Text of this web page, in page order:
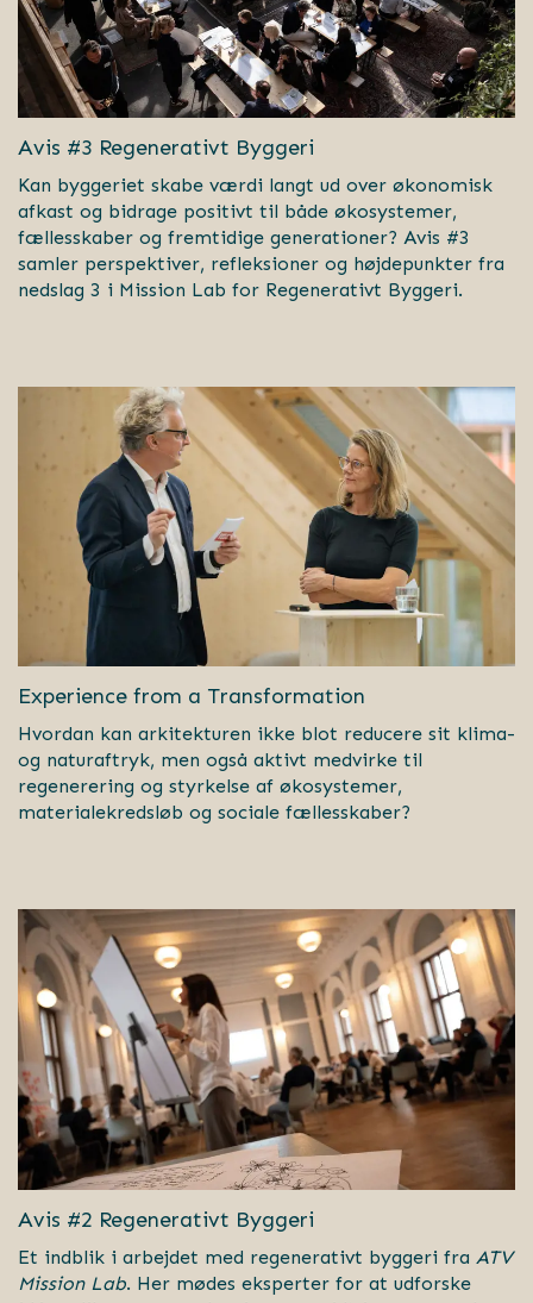
Avis #3 Regenerativt Byggeri
Kan byggeriet skabe værdi langt ud over økonomisk
afkast og bidrage positivt til både økosystemer,
fællesskaber og fremtidige generationer? Avis #3
samler perspektiver, refleksioner og højdepunkter fra
nedslag 3 i Mission Lab for Regenerativt Byggeri.
Experience from a Transformation
Hvordan kan arkitekturen ikke blot reducere sit klima-
og naturaftryk, men også aktivt medvirke til
regenerering og styrkelse af økosystemer,
materialekredsløb og sociale fællesskaber?
Avis #2 Regenerativt Byggeri
Et indblik i arbejdet med regenerativt byggeri fra ATV
Mission Lab. Her mødes eksperter for at udforske